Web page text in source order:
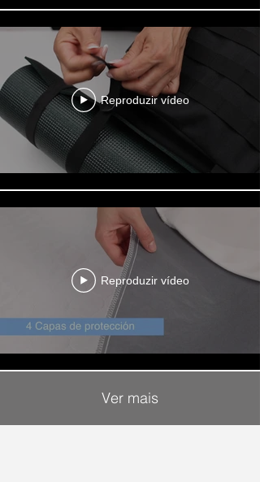
Reproduzir vídeo
Reproduzir vídeo
Ver mais